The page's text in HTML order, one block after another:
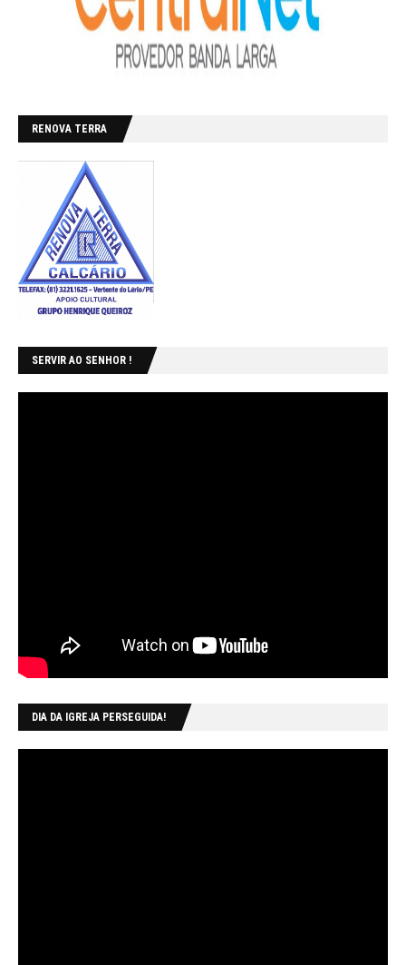
RENOVA TERRA
SERVIR AO SENHOR !
DIA DA IGREJA PERSEGUIDA!